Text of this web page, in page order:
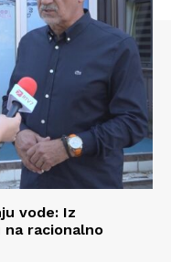
vode: Iz
na racionalno